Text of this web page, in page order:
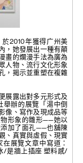
2010年獲得广州美
，她發展出一種有顛
畫的爛漫手法為廣為
人物、流行文化形象
，揭示並重塑在複雜
展露出對多元形式及
舉辦的展覽「湯中倒
像、寫作及現成品等
形象的雛形——她以
加了面孔——也舖陳
、真實與虛假、現實
展覽文章中寫道：
/是牆上插座 塑料感/
彩、
上
cm